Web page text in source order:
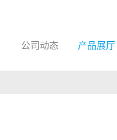
公司动态 产品展厅